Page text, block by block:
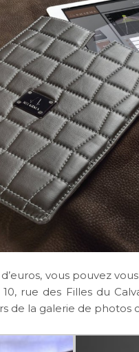
vous pouvez
rue des Filles du
de la galerie de photos